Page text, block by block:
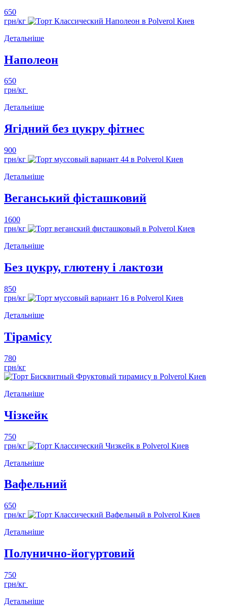
650
грн/кг
Детальніше
Наполеон
650
грн/кг
Детальніше
Ягідний без цукру фітнес
900
грн/кг
Детальніше
Веганський фісташковий
1600
грн/кг
Детальніше
Без цукру, глютену і лактози
850
грн/кг
Детальніше
Тірамісу
780
грн/кг
Детальніше
Чізкейк
750
грн/кг
Детальніше
Вафельний
650
грн/кг
Детальніше
Полунично-йогуртовий
750
грн/кг
Детальніше